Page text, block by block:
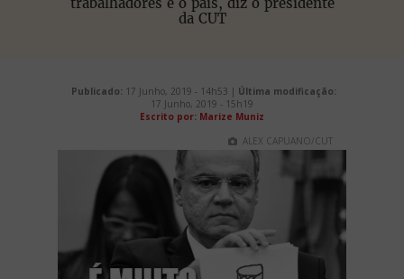
da CUT
Publicado: 17 Junho, 2019 - 14h53 | Última modificação:
17 Junho, 2019 - 15h19
Escrito por: Marize Muniz
ALEX CAPUANO/CUT